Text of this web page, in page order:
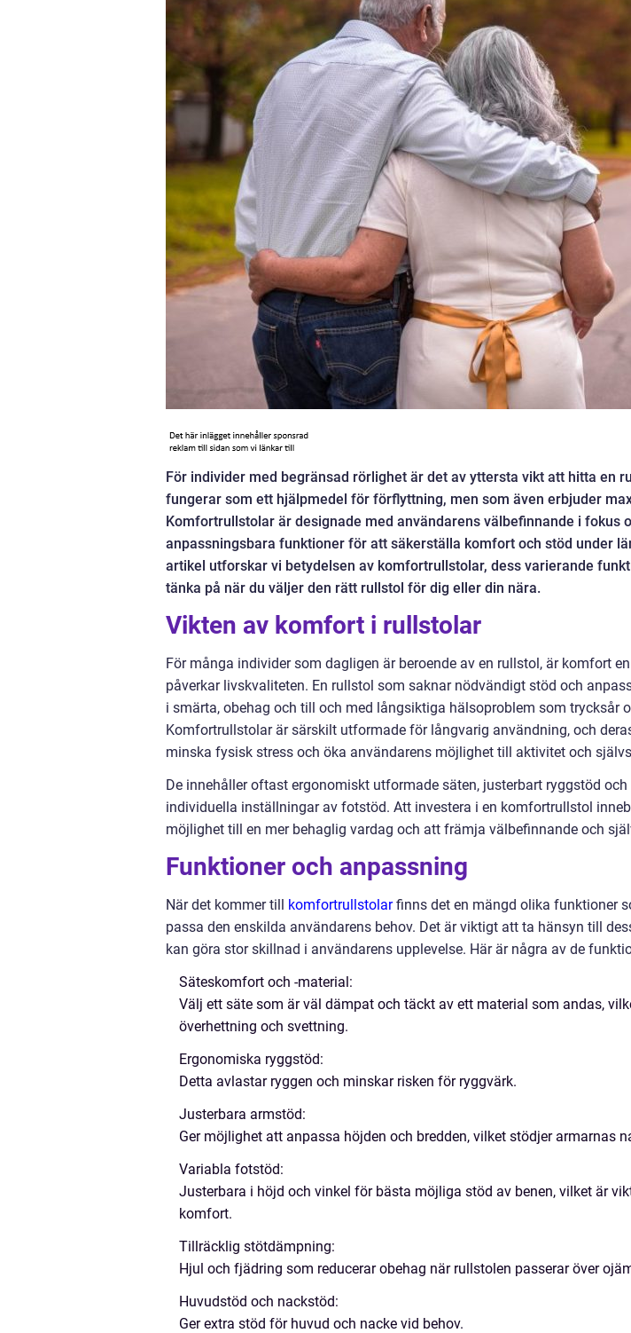
För individer med begränsad rörlighet är det av yttersta vikt att hitta en
fungerar som ett hjälpmedel för förflyttning, men som även erbjuder
Komfortrullstolar är designade med användarens välbefinnande i fokus
anpassningsbara funktioner för att säkerställa komfort och stöd under
artikel utforskar vi betydelsen av komfortrullstolar, dess varierande
tänka på när du väljer den rätt rullstol för dig eller din nära.
Vikten av komfort i rullstolar
För många individer som dagligen är beroende av en rullstol, är komfort
påverkar livskvaliteten. En rullstol som saknar nödvändigt stöd och
i smärta, obehag och till och med långsiktiga hälsoproblem som trycksår
Komfortrullstolar är särskilt utformade för långvarig användning, och
minska fysisk stress och öka användarens möjlighet till aktivitet och
De innehåller oftast ergonomiskt utformade säten, justerbart ryggstöd
individuella inställningar av fotstöd. Att investera i en komfortrullstol
möjlighet till en mer behaglig vardag och att främja välbefinnande och
Funktioner och anpassning
När det kommer till komfortrullstolarfinns det en mängd olika funktioner
passa den enskilda användarens behov. Det är viktigt att ta hänsyn till
kan göra stor skillnad i användarens upplevelse. Här är några av de
Säteskomfort och -material:
Välj ett säte som är väl dämpat och täckt av ett material som andas,
överhettning och svettning.
Ergonomiska ryggstöd:
Detta avlastar ryggen och minskar risken för ryggvärk.
Justerbara armstöd:
Ger möjlighet att anpassa höjden och bredden, vilket stödjer armarnas
Variabla fotstöd:
Justerbara i höjd och vinkel för bästa möjliga stöd av benen, vilket är
komfort.
Tillräcklig stötdämpning:
Hjul och fjädring som reducerar obehag när rullstolen passerar över
Huvudstöd och nackstöd:
Ger extra stöd för huvud och nacke vid behov.